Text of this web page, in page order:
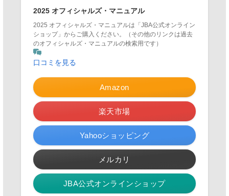
2025 オフィシャルズ・マニュアル
2025 オフィシャルズ・マニュアルは「JBA公式オンライン
ショップ」からご購入ください。（その他のリンクは過去
のオフィシャルズ・マニュアルの検索用です）
口コミを見る
Amazon
楽天市場
Yahooショッピング
メルカリ
JBA公式オンラインショップ